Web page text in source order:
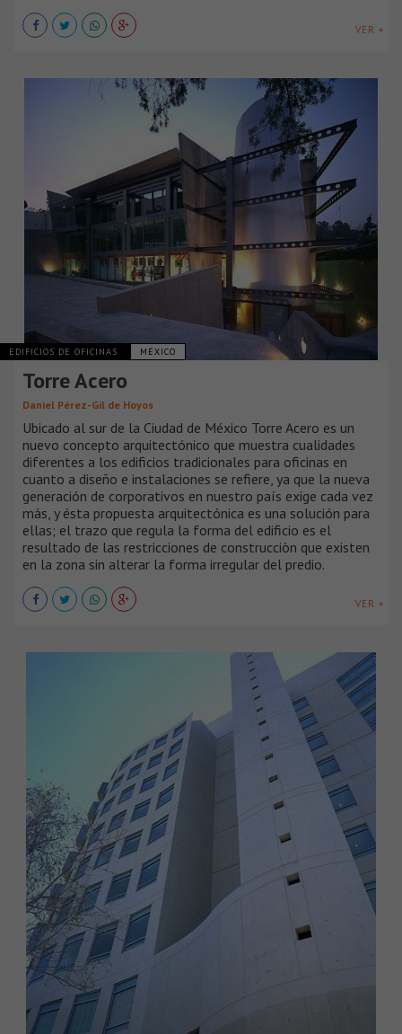
VER +
EDIFICIOS DE OFICINAS MÉXICO
Torre Acero
Daniel Pérez-Gil de Hoyos
Ubicado al sur de la Ciudad de México Torre Acero es un
nuevo concepto arquitectónico que muestra cualidades
diferentes a los edificios tradicionales para oficinas en
cuanto a diseño e instalaciones se refiere, ya que la nueva
generación de corporativos en nuestro país exige cada vez
más, y ésta propuesta arquitectónica es una solución para
ellas; el trazo que regula la forma del edificio es el
resultado de las restricciones de construcciòn que existen
en la zona sin alterar la forma irregular del predio.
VER +